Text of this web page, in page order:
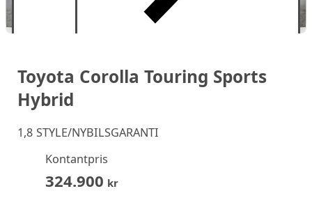
Toyota Corolla Touring Sports
Hybrid
1,8 STYLE/NYBILSGARANTI
Kontantpris
324.900 kr